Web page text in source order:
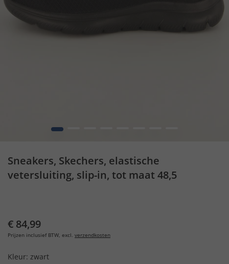
1
Sneakers, Skechers, elastische
vetersluiting, slip-in, tot maat 48,5
€ 84,99
Prijzen inclusief BTW, excl. verzendkosten
Kleur: zwart